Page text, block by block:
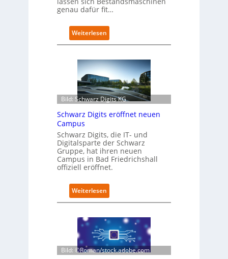
genau dafür fit…
Weiterlesen:
R
t
r
o
f
i
t
-
a
t
e
n
s
u
b
r
i
n
t
e
Bild: Schwarz Digits KG
Schwarz Digits eröffnet neuen
Campus
Schwarz Digits, die IT- und
Digitalsparte der Schwarz
Gruppe, hat ihren neuen
Campus in Bad Friedrichshall
offiziell eröffnet.
Weiterlesen:
S
h
a
r
z
Bild: ©Roman/stock.adobe.com